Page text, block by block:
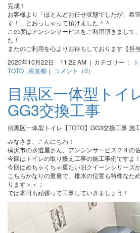
完成！
お客様より「ほとんどお任せ状態でしたが、希
す！」とおっしゃって頂けました＾＾
この度はアンシンサービスをご利用頂きまして
た！
またのご利用を心よりお待ちしております【担
2020年10月22日 11:22 AM | カテゴリー ：
TOTO , 東京都 ｜ コメント（0）
目黒区一体型トイ
GG3交換工事
目黒区一体型トイレ【TOTO】GG3交換工事 施
みなさま、こんにちわ！
横浜市の水道屋さん、アンシンサービス２４の
今回はトイレの取り換え工事の施工事例ですよ！
今回はめちゃくちゃ重たい旧クイーンシリーズ
こちらかなりの重量で、排水の位置も特殊なた
ります＞＜；
では本日も頑張って工事していきましょう！